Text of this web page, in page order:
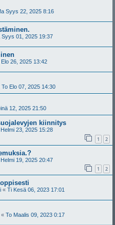
Syys 22, 2025 8:16
Syys 01, 2025 19:37
Elo 26, 2025 13:42
To Elo 07, 2025 14:30
12, 2025 21:50
kiinnitys
23, 2025 15:28
1 2
Helmi 19, 2025 20:47
1 2
« Ti Kesä 06, 2023 17:01
« To Maalis 09, 2023 0:17